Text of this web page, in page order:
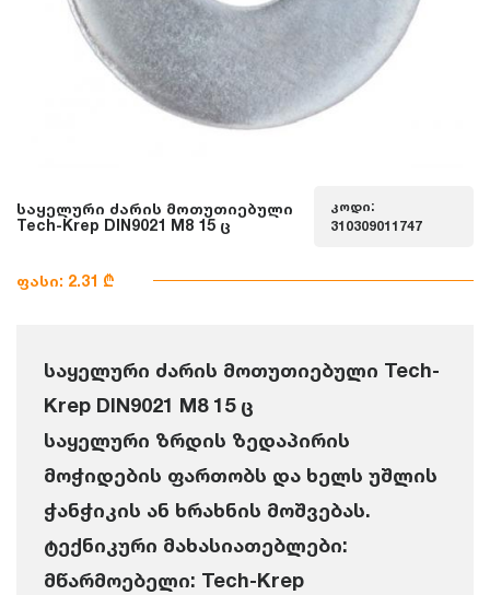
საყელური ძარის მოთუთიებული
Tech-Krep DIN9021 M8 15 ც
კოდი:
310309011747
ფასი: 2.31 ₾
საყელური ძარის მოთუთიებული Tech-
Krep DIN9021 M8 15 ც
საყელური ზრდის ზედაპირის
მოჭიდების ფართობს და ხელს უშლის
ჭანჭიკის ან ხრახნის მოშვებას.
ტექნიკური მახასიათებლები:
მწარმოებელი: Tech-Krep